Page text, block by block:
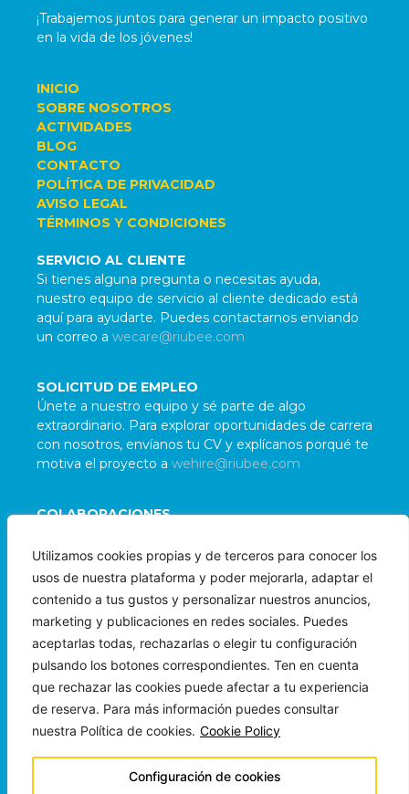
Utilizamos cookies propias y de terceros para conocer los
usos de nuestra plataforma y poder mejorarla, adaptar el
contenido a tus gustos y personalizar nuestros anuncios,
marketing y publicaciones en redes sociales. Puedes
aceptarlas todas, rechazarlas o elegir tu configuración
pulsando los botones correspondientes. Ten en cuenta
que rechazar las cookies puede afectar a tu experiencia
de reserva. Para más información puedes consultar
nuestra Política de cookies. Cookie Policy
Configuración de cookies
COLABORACIONES
Damos la bienvenida a colaboraciones con
organizaciones e individuos alineados con nuestra
misión. Para evaluar posibles sinergias, contáctanos
wepartner@riubee.com
SOLICITUD DE EMPLEO
Únete a nuestro equipo y sé parte de algo
extraordinario. Para explorar oportunidades de carrera
con nosotros, envíanos tu CV y explícanos porqué te
motiva el proyecto a wehire@riubee.com
SERVICIO AL CLIENTE
Si tienes alguna pregunta o necesitas ayuda,
nuestro equipo de servicio al cliente dedicado está
aquí para ayudarte. Puedes contactarnos enviando
un correo a wecare@riubee.com
INICIO
SOBRE NOSOTROS
ACTIVIDADES
BLOG
CONTACTO
POLÍTICA DE PRIVACIDAD
AVISO LEGAL
TÉRMINOS Y CONDICIONES
¡Trabajemos juntos para generar un impacto positivo
en la vida de los jóvenes!
Todos los Derechos Reservados